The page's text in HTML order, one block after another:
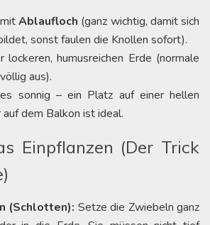
Ablaufloch (ganz wichtig, damit sich
sonst faulen die Knollen sofort).
lockeren, humusreichen Erde (normale
aus).
sonnig – ein Platz auf einer hellen
dem Balkon ist ideal.
Einpflanzen (Der Trick
(Schlotten): Setze die Zwiebeln ganz